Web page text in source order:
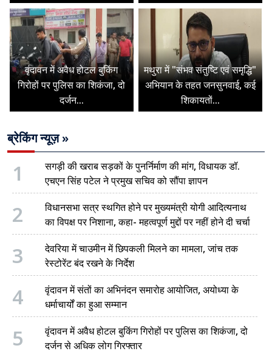
वृंदावन में अवैध होटल बुकिंग
गिरोहों पर पुलिस का शिकंजा, दो
दर्जन...
मथुरा में "संभव संतुष्टि एवं समृद्धि"
अभियान के तहत जनसुनवाई, कई
शिकायतों...
ब्रेकिंग न्यूज़ »
1
सगड़ी की खराब सड़कों के पुनर्निर्माण की मांग, विधायक डॉ.
एचएन सिंह पटेल ने प्रमुख सचिव को सौंपा ज्ञापन
2
विधानसभा सत्र स्थगित होने पर मुख्यमंत्री योगी आदित्यनाथ
का विपक्ष पर निशाना, कहा- महत्वपूर्ण मुद्दों पर नहीं होने दी चर्चा
3
देवरिया में चाउमीन में छिपकली मिलने का मामला, जांच तक
रेस्टोरेंट बंद रखने के निर्देश
4
वृंदावन में संतों का अभिनंदन समारोह आयोजित, अयोध्या के
धर्माचार्यों का हुआ सम्मान
5
वृंदावन में अवैध होटल बुकिंग गिरोहों पर पुलिस का शिकंजा, दो
दर्जन से अधिक लोग गिरफ्तार